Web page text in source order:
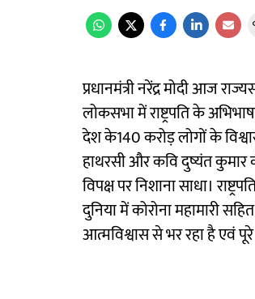
प्रधानमंत्री नरेंद्र मोदी आज
लोकसभा में राष्ट्रपति के
देश के140 करोड़ लोगों के
हाथरसी और कवि दुष्यंत कुमार
विपक्ष पर निशाना साधा।
दुनिया में कोरोना महामारी
आत्मविश्वास से भर रहा है एवं